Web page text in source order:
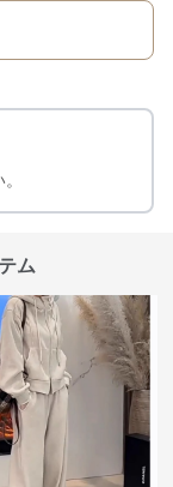
ム